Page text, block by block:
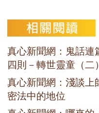
真心新聞網：鬼話
四則－轉世靈童（二）
真心新聞網：淺談
密法中的地位